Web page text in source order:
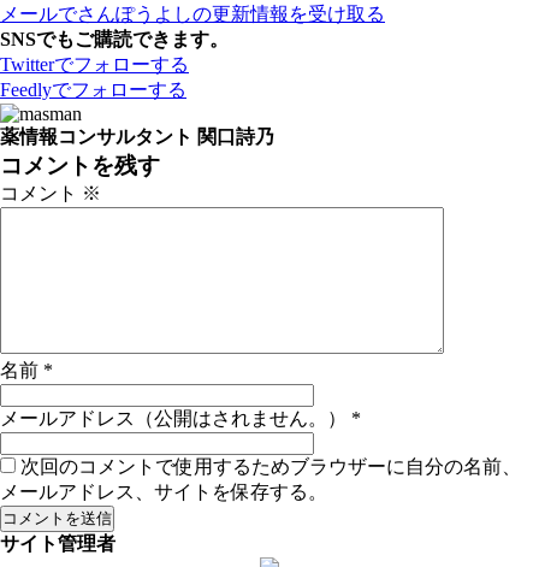
メールでさんぽうよしの更新情報を受け取る
SNSでもご購読できます。
Twitterでフォローする
Feedlyでフォローする
薬情報コンサルタント 関口詩乃
コメントを残す
コメント ※
名前 *
メールアドレス（公開はされません。） *
次回のコメントで使用するためブラウザーに自分の名前、
メールアドレス、サイトを保存する。
サイト管理者